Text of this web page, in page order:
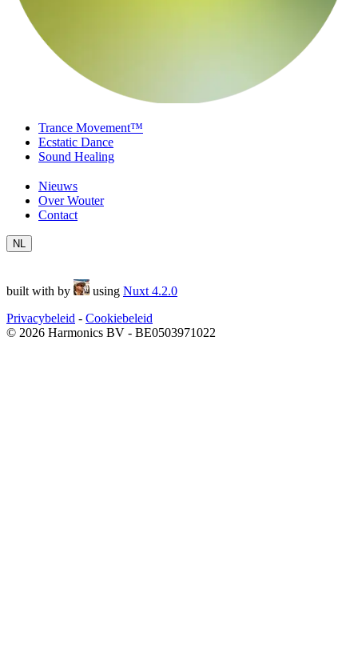
Trance Movement™
Ecstatic Dance
Sound Healing
Nieuws
Over Wouter
Contact
NL
built with by using Nuxt 4.2.0
Privacybeleid - Cookiebeleid
© 2026 Harmonics BV - BE0503971022